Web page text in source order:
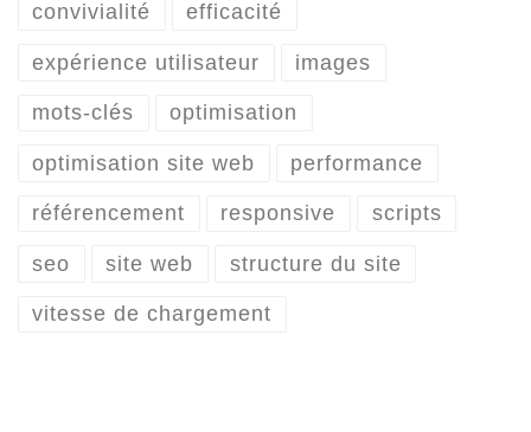
convivialité efficacité
expérience utilisateur images
mots-clés optimisation
optimisation site web performance
référencement responsive scripts
seo site web structure du site
vitesse de chargement